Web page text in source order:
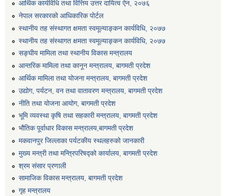
आर्थिक कार्यविधि तथा वित्तिय उत्तर दायित्व ऐन, २०७६
नेपाल सरकारको आधिकारिक पोर्टल
स्थानीय तह संस्थागत क्षमता स्वमूल्याङ्कन कार्यविधि, २०७७
स्थानीय तह संस्थागत क्षमता स्वमूल्याङ्कन कार्यविधि, २०७७
सङ्घीय मामिला तथा स्थानीय विकास मन्त्रालय
आन्तरिक मामिला तथा कानून मन्त्रालय, बागमती प्रदेश
आर्थिक मामिला तथा योजना मन्त्रालय, बागमती प्रदेश
उद्योग, पर्यटन, वन तथा वातावरण मन्त्रालय, बागमती प्रदेश
नीति तथा योजना आयोग, बागमती प्रदेश
भूमि व्यवस्था कृषि तथा सहकारी मन्त्रालय, बागमती प्रदेश
भौतिक पूर्वाधार विकास मन्त्रालय,बागमती प्रदेश
मकवानपुर जिल्लाका पर्यटकीय स्थलहरुको जानकारी
मुख्य मन्त्री तथा मन्त्रिपरिषद्को कार्यालय, बागमती प्रदेश
श्रम संसार प्रणाली
सामाजिक विकास मन्त्रालय, बागमती प्रदेश
गृह मन्त्रालय